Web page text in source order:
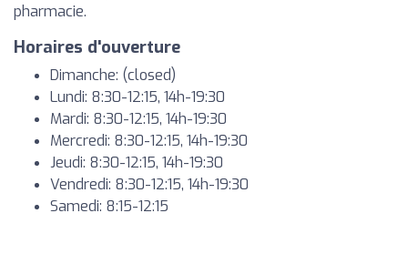
pharmacie.
Horaires d'ouverture
Dimanche: (closed)
Lundi: 8:30-12:15, 14h-19:30
Mardi: 8:30-12:15, 14h-19:30
Mercredi: 8:30-12:15, 14h-19:30
Jeudi: 8:30-12:15, 14h-19:30
Vendredi: 8:30-12:15, 14h-19:30
Samedi: 8:15-12:15